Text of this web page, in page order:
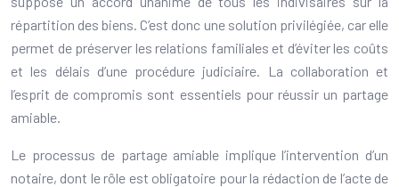
répartition des biens. C’est donc une solution privilégiée, car elle
permet de préserver les relations familiales et d’éviter les coûts
et les délais d’une procédure judiciaire. La collaboration et
l’esprit de compromis sont essentiels pour réussir un partage
amiable.
Le processus de partage amiable implique l’intervention d’un
notaire, dont le rôle est obligatoire pour la rédaction de l’acte de